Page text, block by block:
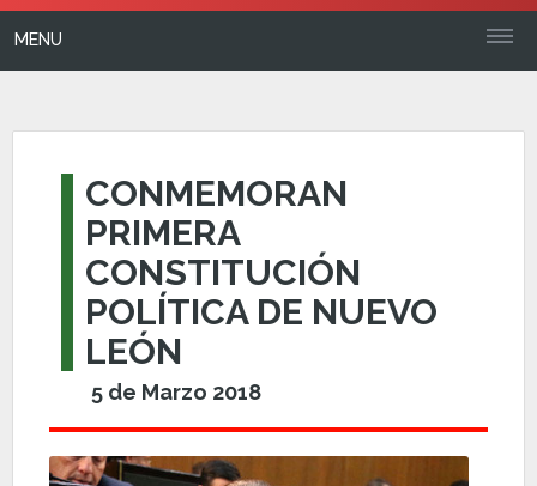
MENU
CONMEMORAN
PRIMERA
CONSTITUCIÓN
POLÍTICA DE NUEVO
LEÓN
5 de Marzo 2018